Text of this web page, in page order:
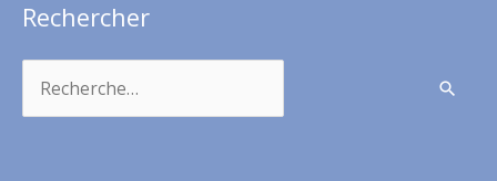
Rechercher